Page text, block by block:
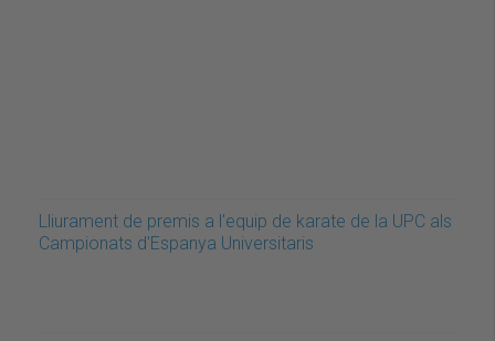
Lliurament de premis a l'equip de karate de la UPC als
Campionats d'Espanya Universitaris